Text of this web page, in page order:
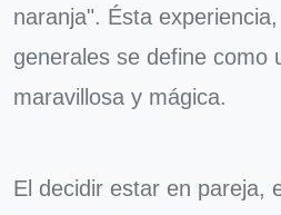
naranja". Ésta
generales se define como
maravillosa y mágica.
El decidir estar en pareja,